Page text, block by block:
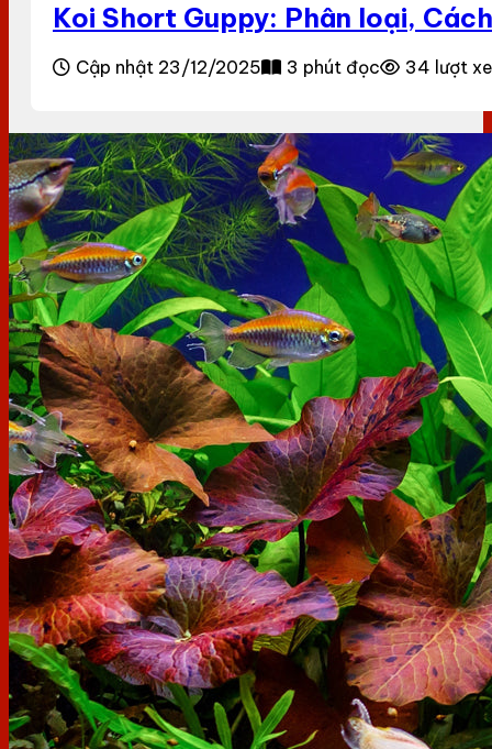
Koi Short Guppy: Phân loại,
Cập nhật 23/12/2025 3 phút đọc 34 lượt